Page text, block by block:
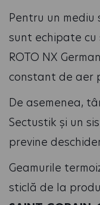
Pentru un
sunt echipate
ROTO NX
constant de aer
De asemenea,
Sectustik și un
previne
Geamurile
sticlă de la